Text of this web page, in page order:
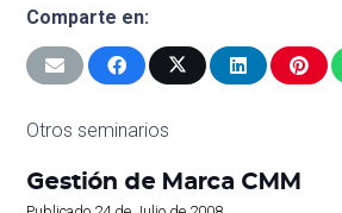
Comparte en:
Otros seminarios
Gestión de Marca CMM